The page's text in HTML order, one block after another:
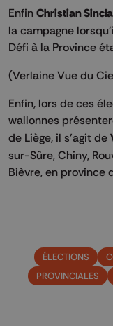
Enfin Christian
la campagne
Défi à la Province
(Verlaine Vue du
Enfin, lors de ces
wallonnes
de Liège, il s’agit de
sur-Sûre, Chiny,
Bièvre, en province
ÉLECTIONS
PROVINCIALES